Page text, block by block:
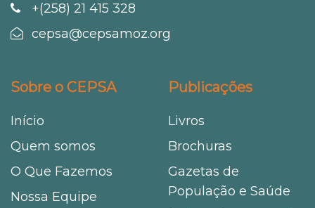
+(258) 21 415 328
cepsa@cepsamoz.org
Sobre o CEPSA
Início
Quem somos
O Que Fazemos
Nossa Equipe
Publicações
Livros
Brochuras
Gazetas de
População e Saúde